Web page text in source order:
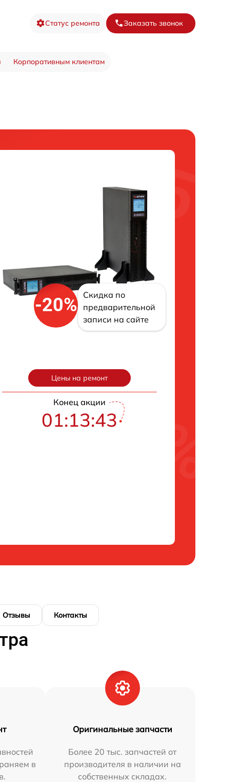
Статус ремонта Заказать звонок
Корпоративным клиентам
-20%
Скидка по
предварительной
записи на сайте
Цены на ремонт
Конец акции
01:13:42
Отзывы Контакты
в
Оригинальные запчасти
Более 20 тыс. запчастей от
производителя в наличии на
собственных складах.